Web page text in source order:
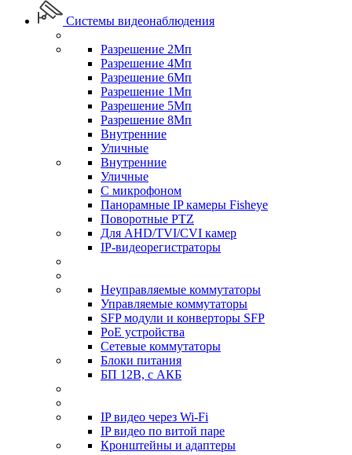
Системы видеонаблюдения
Разрешение 2Мп
Разрешение 4Мп
Разрешение 6Мп
Разрешение 1Мп
Разрешение 5Мп
Разрешение 8Мп
Внутренние
Уличные
Внутренние
Уличные
С микрофоном
Панорамные IP камеры Fisheye
Поворотные PTZ
Для AHD/TVI/CVI камер
IP-видеорегистраторы
Неуправляемые коммутаторы
Управляемые коммутаторы
SFP модули и конверторы SFP
PoE устройства
Сетевые коммутаторы
Блоки питания
БП 12В, с АКБ
IP видео через Wi-Fi
IP видео по витой паре
Кронштейны и адаптеры